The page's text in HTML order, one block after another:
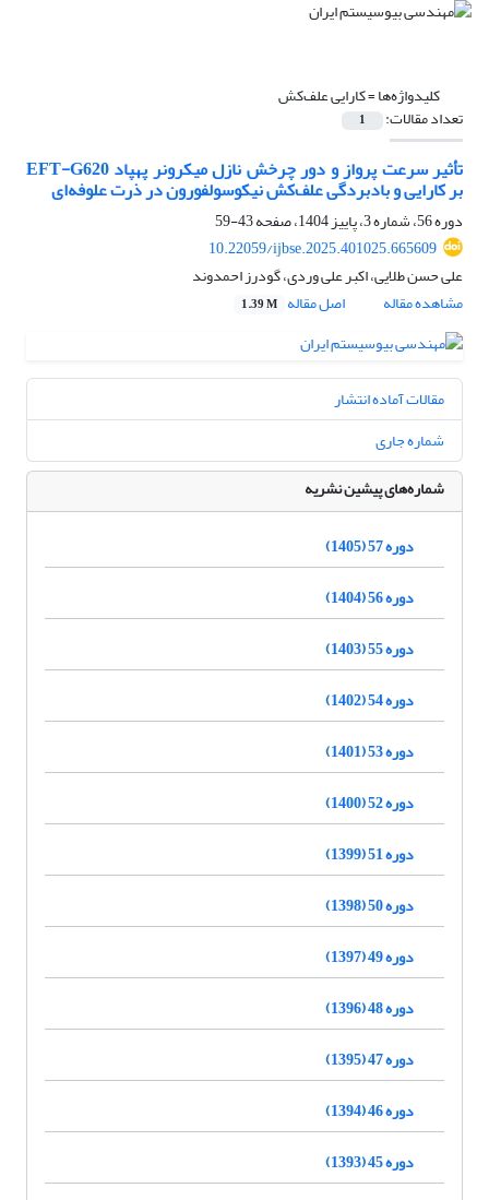
کلیدواژه‌ها =کارایی علف‌کش
تعداد مقالات: 1
تأثیر سرعت پرواز و دور چرخش نازل میکرونر پهپاد EFT-G620
بر کارایی و بادبردگی علف‌کش نیکوسولفورون در ذرت علوفه‌ای
دوره 56، شماره 3، پاییز 1404، صفحه
43-59
10.22059/ijbse.2025.401025.665609
علی حسن طلایی، اکبر علی وردی، گودرز احمدوند
مشاهده مقاله
اصل مقاله 1.39 M
مقالات آماده انتشار
شماره جاری
شماره‌های پیشین نشریه
دوره 57 (1405)
دوره 56 (1404)
دوره 55 (1403)
دوره 54 (1402)
دوره 53 (1401)
دوره 52 (1400)
دوره 51 (1399)
دوره 50 (1398)
دوره 49 (1397)
دوره 48 (1396)
دوره 47 (1395)
دوره 46 (1394)
دوره 45 (1393)